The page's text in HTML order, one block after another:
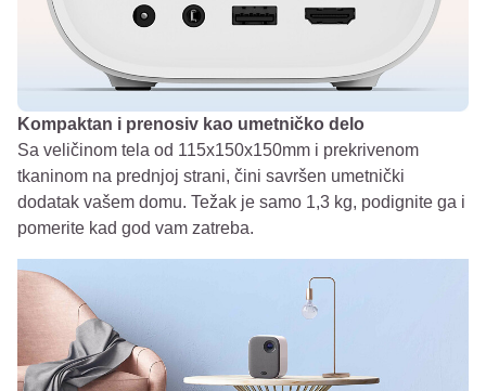
Kompaktan i prenosiv kao umetničko delo
Sa veličinom tela od 115x150x150mm i prekrivenom
tkaninom na prednjoj strani, čini savršen umetnički
dodatak vašem domu. Težak je samo 1,3 kg, podignite ga i
pomerite kad god vam zatreba.